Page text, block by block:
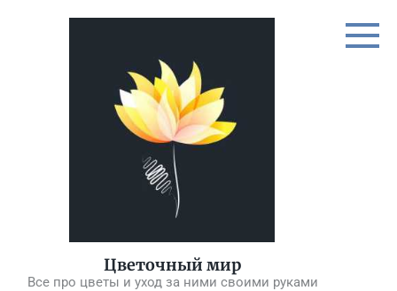
Цветочный мир
Все про цветы и уход за ними своими руками